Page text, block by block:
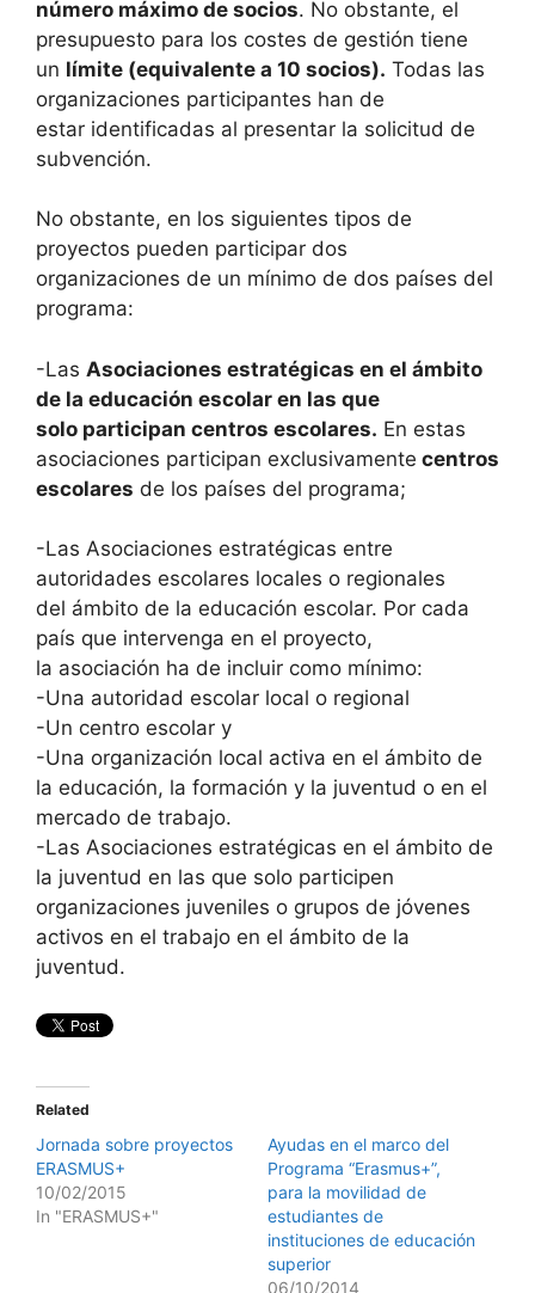
número máximo de socios. No obstante, el
presupuesto para los costes de gestión tiene
un límite (equivalente a 10 socios). Todas las
organizaciones participantes han de
estar identificadas al presentar la solicitud de
subvención.
No obstante, en los siguientes tipos de
proyectos pueden participar dos
organizaciones de un mínimo de dos países del
programa:
-Las Asociaciones estratégicas en el ámbito
de la educación escolar en las que
solo participan centros escolares. En estas
asociaciones participan exclusivamente centros
escolares de los países del programa;
-Las Asociaciones estratégicas entre
autoridades escolares locales o regionales
del ámbito de la educación escolar. Por cada
país que intervenga en el proyecto,
la asociación ha de incluir como mínimo:
-Una autoridad escolar local o regional
-Un centro escolar y
-Una organización local activa en el ámbito de
la educación, la formación y la juventud o en el
mercado de trabajo.
-Las Asociaciones estratégicas en el ámbito de
la juventud en las que solo participen
organizaciones juveniles o grupos de jóvenes
activos en el trabajo en el ámbito de la
juventud.
Related
Jornada sobre proyectos
ERASMUS+
10/02/2015
In "ERASMUS+"
Ayudas en el marco del
Programa “Erasmus+”,
para la movilidad de
estudiantes de
instituciones de educación
superior
06/10/2014